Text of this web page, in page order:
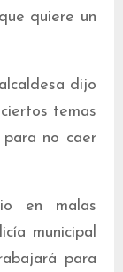
quiere un
dijo
temas
no caer
en malas
municipal
para